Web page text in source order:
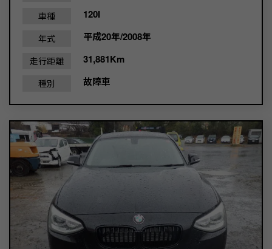
車種 120I
年式 平成20年/2008年
走行距離 31,881Km
種別 故障車